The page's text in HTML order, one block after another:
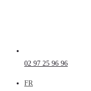
02 97 25 96 96
FR